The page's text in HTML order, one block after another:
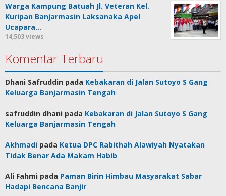
Warga Kampung Batuah Jl. Veteran Kel.
Kuripan Banjarmasin Laksanaka Apel
Ucapara…
14,503 views
Komentar Terbaru
Dhani Safruddin pada Kebakaran di Jalan Sutoyo S Gang
Keluarga Banjarmasin Tengah
safruddin dhani pada Kebakaran di Jalan Sutoyo S Gang
Keluarga Banjarmasin Tengah
Akhmadi pada Ketua DPC Rabithah Alawiyah Nyatakan
Tidak Benar Ada Makam Habib
Ali Fahmi pada Paman Birin Himbau Masyarakat Sabar
Hadapi Bencana Banjir